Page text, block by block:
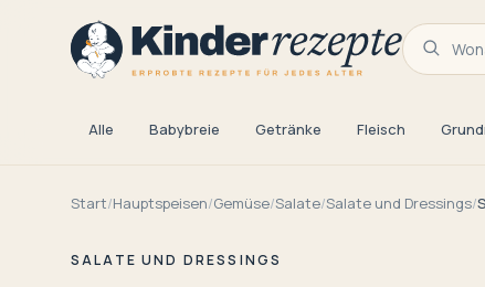
Alle Babybreie Getränke Fleisch
Start/Hauptspeisen/Gemüse/Salate/Salate und Dressings/
SALATE UND DRESSINGS